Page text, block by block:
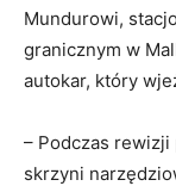
Mundurowi,
granicznym w
autokar, który
– Podczas
skrzyni